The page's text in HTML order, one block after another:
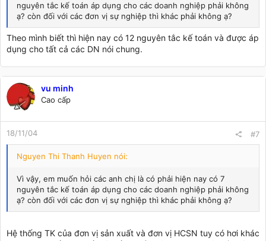
nguyên tắc kế toán áp dụng cho các doanh nghiệp phải không
ạ? còn đối với các đơn vị sự nghiệp thì khác phải không ạ?
Theo mình biết thì hiện nay có 12 nguyên tắc kế toán và được áp
dụng cho tất cả các DN nói chung.
vu minh
Cao cấp
18/11/04 #7
Nguyen Thi Thanh Huyen nói:
Vì vậy, em muốn hỏi các anh chị là có phải hiện nay có 7
nguyên tắc kế toán áp dụng cho các doanh nghiệp phải không
ạ? còn đối với các đơn vị sự nghiệp thì khác phải không ạ?
Hệ thống TK của đơn vị sản xuất và đơn vị HCSN tuy có hơi khác